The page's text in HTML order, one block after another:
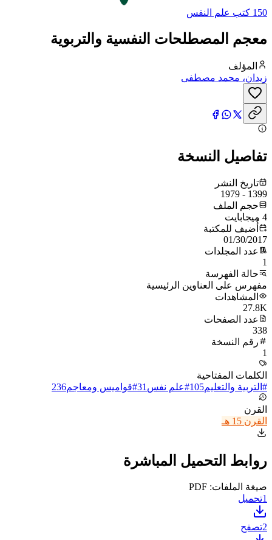
150 كتب علم النفس
معجم المصطلحات النفسية والتربوية
المؤلف
زيدان، محمد مصطفى
تفاصيل النسخة
تاريخ النشر
1399 - 1979
حجم الملف
4 ميجابايت
أُضيف للمكتبة
01/30/2017
عدد المجلدات
1
حالة الفهرسة
مفهرس على العناوين الرئيسية
المشاهدات
27.8K
عدد الصفحات
338
رقم النسخة
1
الكلمات المفتاحية
# التربية والتعليم105
#علم نفس 31
#قواميس ومعاجم236
القرن
القرن 15 هـ
روابط التحميل المباشرة
صيغة الملفات: PDF
1تحميل
2تصفح